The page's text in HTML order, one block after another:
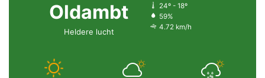
Oldambt
Heldere lucht
24º - 18º
59%
4.72 km/h